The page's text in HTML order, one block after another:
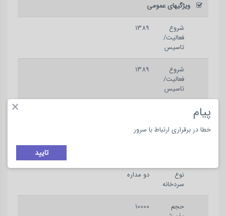
ویژگیهای عمومی
شروع
فعالیت/
تاسیس
1389
شروع
فعالیت/
تاسیس
1389
تاسیس
نوع
سردخانه
دو مداره
حجم
10000
× پیام
خطا در برقراری ارتباط با سرور
تایید